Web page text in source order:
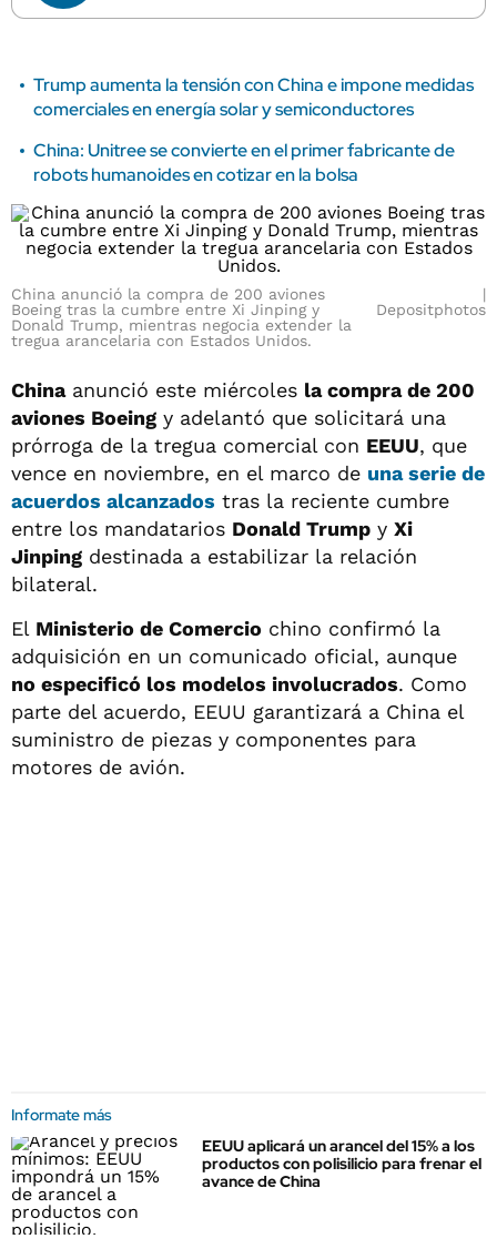
Trump aumenta la tensión con China e impone medidas
comerciales en energía solar y semiconductores
China: Unitree se convierte en el primer fabricante de
robots humanoides en cotizar en la bolsa
China anunció la compra de 200 aviones
Boeing tras la cumbre entre Xi Jinping y
Donald Trump, mientras negocia extender la
tregua arancelaria con Estados Unidos.
Depositphotos
Chinaanunció este miércoles la compra de 200
aviones Boeing y adelantó que solicitará una
prórroga de la tregua comercial con EEUU, que
vence en noviembre, en el marco de una serie de
acuerdos alcanzados tras la reciente cumbre
entre los mandatarios Donald Trump y Xi
Jinping destinada a estabilizar la relación
bilateral.
El Ministerio de Comercio chino confirmó la
adquisición en un comunicado oficial, aunque
no especificó los modelos involucrados. Como
parte del acuerdo, EEUU garantizará a China el
suministro de piezas y componentes para
motores de avión.
Informate más
EEUU aplicará un arancel del 15% a los
productos con polisilicio para frenar el
avance de China